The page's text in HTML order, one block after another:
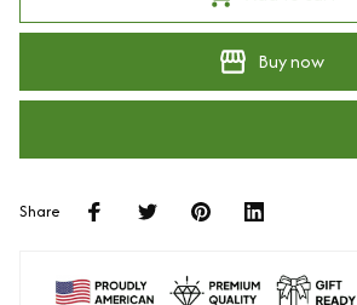
Buy now
Share